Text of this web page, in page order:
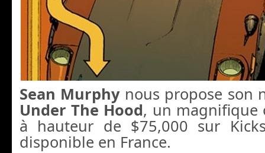
Sean Murphynous propose son
Under The Hood, un magnifique
à hauteur de $75,000 sur
disponible en France.